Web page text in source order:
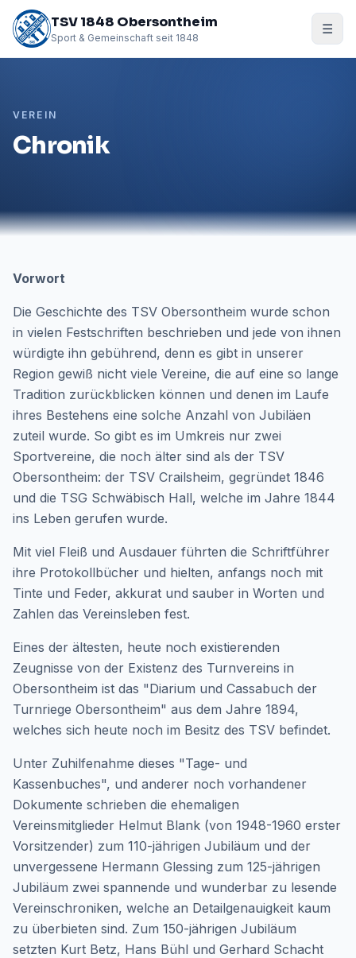
TSV 1848 Obersontheim
Sport & Gemeinschaft seit 1848
☰
VEREIN
Chronik
Vorwort
Die Geschichte des TSV Obersontheim wurde schon
in vielen Festschriften beschrieben und jede von ihnen
würdigte ihn gebührend, denn es gibt in unserer
Region gewiß nicht viele Vereine, die auf eine so lange
Tradition zurückblicken können und denen im Laufe
ihres Bestehens eine solche Anzahl von Jubiläen
zuteil wurde. So gibt es im Umkreis nur zwei
Sportvereine, die noch älter sind als der TSV
Obersontheim: der TSV Crailsheim, gegründet 1846
und die TSG Schwäbisch Hall, welche im Jahre 1844
ins Leben gerufen wurde.
Mit viel Fleiß und Ausdauer führten die Schriftführer
ihre Protokollbücher und hielten, anfangs noch mit
Tinte und Feder, akkurat und sauber in Worten und
Zahlen das Vereinsleben fest.
Eines der ältesten, heute noch existierenden
Zeugnisse von der Existenz des Turnvereins in
Obersontheim ist das "Diarium und Cassabuch der
Turnriege Obersontheim" aus dem Jahre 1894,
welches sich heute noch im Besitz des TSV befindet.
Unter Zuhilfenahme dieses "Tage- und
Kassenbuches", und anderer noch vorhandener
Dokumente schrieben die ehemaligen
Vereinsmitglieder Helmut Blank (von 1948-1960 erster
Vorsitzender) zum 110-jährigen Jubiläum und der
unvergessene Hermann Glessing zum 125-jährigen
Jubiläum zwei spannende und wunderbar zu lesende
Vereinschroniken, welche an Detailgenauigkeit kaum
zu überbieten sind. Zum 150-jährigen Jubiläum
setzten Kurt Betz, Hans Bühl und Gerhard Schacht